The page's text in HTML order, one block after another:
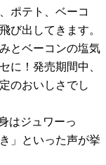
ポテト、ベーコ
び出してきます。
とベーコンの塩気
に！発売期間中、
のおいしさでし
はジュワーっ
」といった声が挙